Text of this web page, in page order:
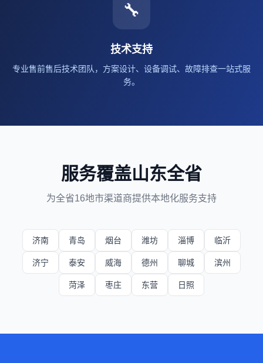
🔧
技术支持
专业售前售后技术团队，方案设计、设备调试、故障排查一站式服
务。
服务覆盖山东全省
为全省16地市渠道商提供本地化服务支持
济南 青岛 烟台 潍坊 淄博 临沂
济宁 泰安 威海 德州 聊城 滨州
菏泽 枣庄 东营 日照